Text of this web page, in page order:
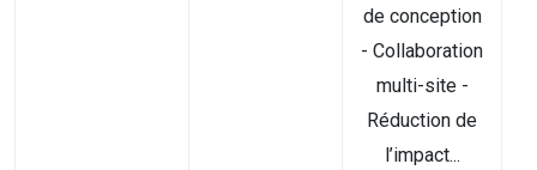
de conception
- Collaboration
multi-site -
Réduction de
l’impact...